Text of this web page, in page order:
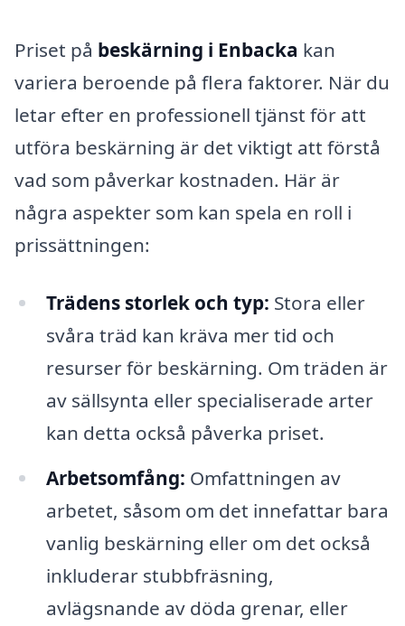
Priset på beskärning i Enbacka kan
variera beroende på flera faktorer. När du
letar efter en professionell tjänst för att
utföra beskärning är det viktigt att förstå
vad som påverkar kostnaden. Här är
några aspekter som kan spela en roll i
prissättningen:
Trädens storlek och typ: Stora eller
svåra träd kan kräva mer tid och
resurser för beskärning. Om träden är
av sällsynta eller specialiserade arter
kan detta också påverka priset.
Arbetsomfång: Omfattningen av
arbetet, såsom om det innefattar bara
vanlig beskärning eller om det också
inkluderar stubbfräsning,
avlägsnande av döda grenar, eller